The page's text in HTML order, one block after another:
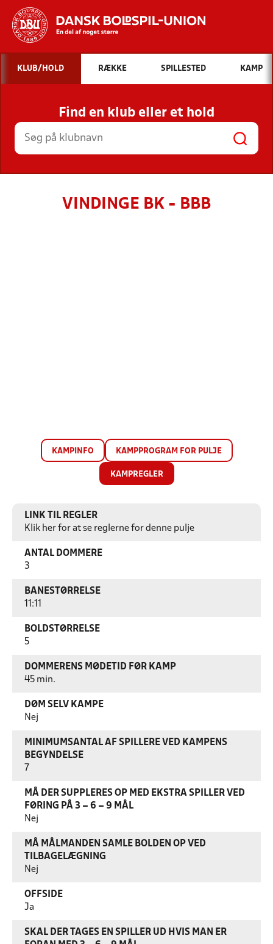
Hvad vil du søge efter?
INDHOLD OG NYHEDER
STILLINGER, RESULTATER, KLUBBER OG
HOLD
KLUB/HOLD RÆKKE SPILLESTED KAMP
Find en klub eller et hold
VINDINGE BK - BBB
KAMPINFO KAMPPROGRAM FOR PULJE
KAMPREGLER
LINK TIL REGLER
Klik her for at se reglerne for denne pulje
ANTAL DOMMERE
3
BANESTØRRELSE
11:11
BOLDSTØRRELSE
5
DOMMERENS MØDETID FØR KAMP
45 min.
DØM SELV KAMPE
Nej
MINIMUMSANTAL AF SPILLERE VED KAMPENS
BEGYNDELSE
7
MÅ DER SUPPLERES OP MED EKSTRA SPILLER VED
FØRING PÅ 3 – 6 – 9 MÅL
Nej
MÅ MÅLMANDEN SAMLE BOLDEN OP VED
TILBAGELÆGNING
Nej
OFFSIDE
Ja
SKAL DER TAGES EN SPILLER UD HVIS MAN ER